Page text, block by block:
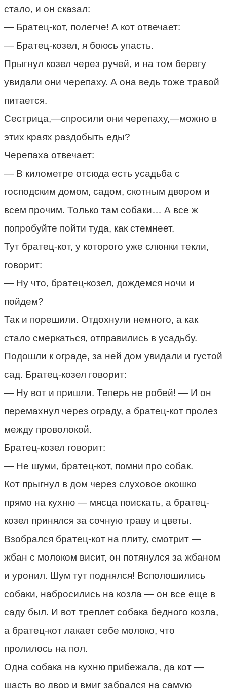
стало, и он сказал:
— Братец-кот, полегче! А кот отвечает:
— Братец-козел, я боюсь упасть.
Прыгнул козел через ручей, и на том берегу
увидали они черепаху. А она ведь тоже травой
питается.
Сестрица,—спросили они черепаху,—можно в
этих краях раздобыть еды?
Черепаха отвечает:
— В километре отсюда есть усадьба с
господским домом, садом, скотным двором и
всем прочим. Только там собаки… А все ж
попробуйте пойти туда, как стемнеет.
Тут братец-кот, у которого уже слюнки текли,
говорит:
— Ну что, братец-козел, дождемся ночи и
пойдем?
Так и порешили. Отдохнули немного, а как
стало смеркаться, отправились в усадьбу.
Подошли к ограде, за ней дом увидали и густой
сад. Братец-козел говорит:
— Ну вот и пришли. Теперь не робей! — И он
перемахнул через ограду, а братец-кот пролез
между проволокой.
Братец-козел говорит:
— Не шуми, братец-кот, помни про собак.
Кот прыгнул в дом через слуховое окошко
прямо на кухню — мясца поискать, а братец-
козел принялся за сочную траву и цветы.
Взобрался братец-кот на плиту, смотрит —
жбан с молоком висит, он потянулся за жбаном
и уронил. Шум тут поднялся! Всполошились
собаки, набросились на козла — он все еще в
саду был. И вот треплет собака бедного козла,
а братец-кот лакает себе молоко, что
пролилось на пол.
Одна собака на кухню прибежала, да кот —
шасть во двор и вмиг забрался на самую